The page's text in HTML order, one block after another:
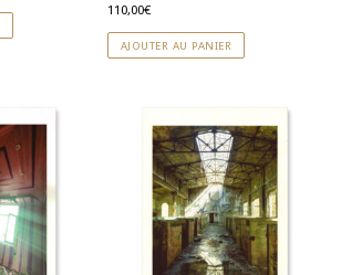
110,00€
AJOUTER AU PANIER